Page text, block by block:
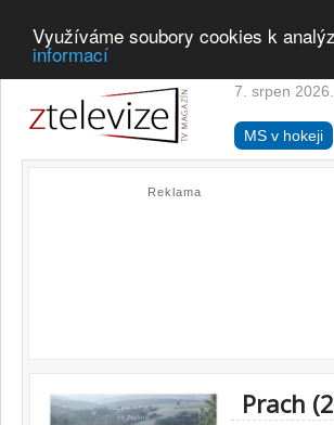
Využíváme soubory cookies k
informací
7. srpen
MS v hokeji
Reklama
Prach